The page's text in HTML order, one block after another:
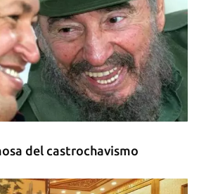
del castrochavismo